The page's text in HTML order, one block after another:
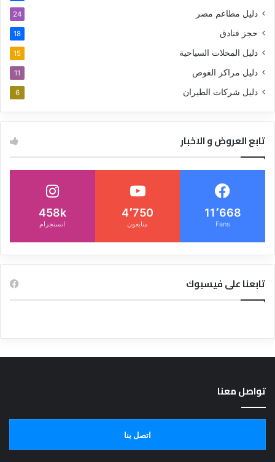
دليل مطاعم مصر 24
حجز فنادق 18
دليل المحلات السياحية 15
دليل مراكز الغوص 11
دليل شركات الطيران 6
تابع العروض و الاخبار
11٬668
Fans
4٬750
متابعون
458k
انستجرام
تابعنا على فيسبوك
تواصل معنا
اتصل بنا